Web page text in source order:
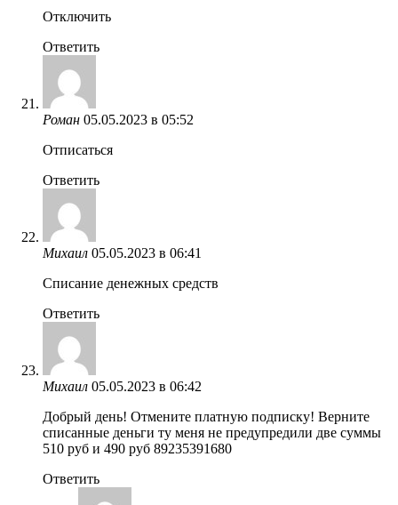
Отключить
Ответить
Роман 05.05.2023 в 05:52
Отписаться
Ответить
Михаил 05.05.2023 в 06:41
Списание денежных средств
Ответить
Михаил 05.05.2023 в 06:42
Добрый день! Отмените платную подписку! Верните
списанные деньги ту меня не предупредили две суммы
510 руб и 490 руб 89235391680
Ответить